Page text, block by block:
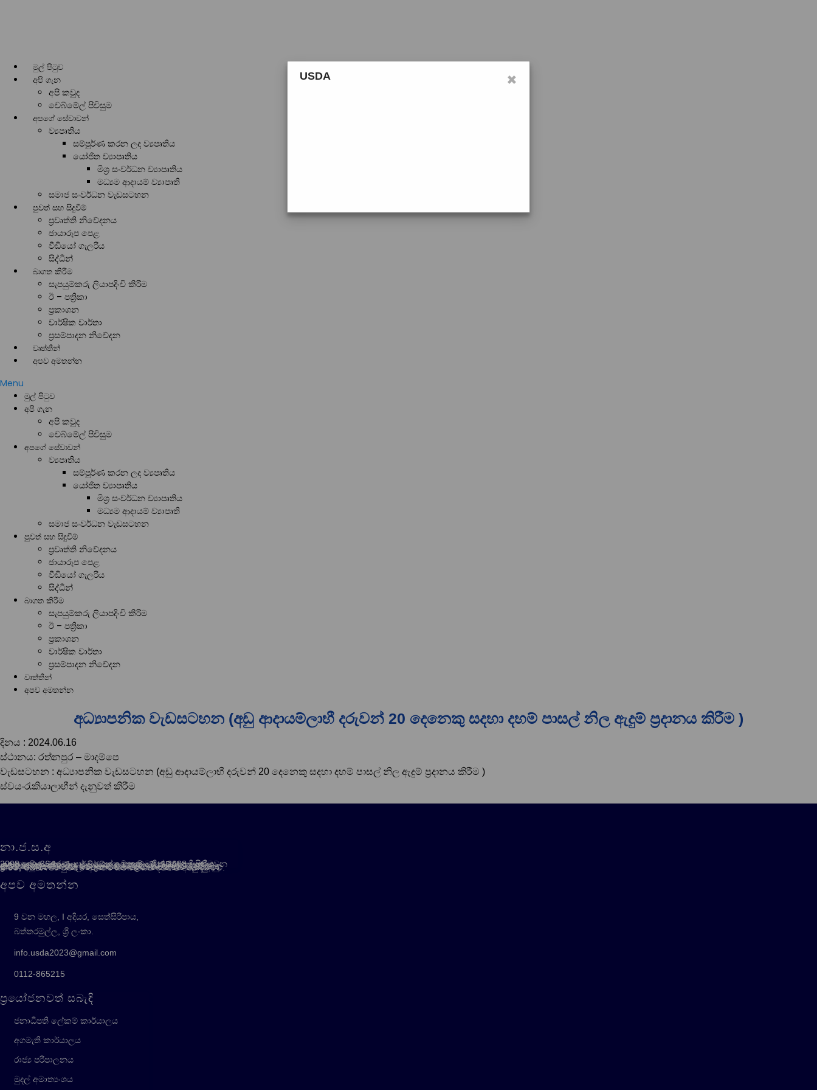
මුල් පිටුව
අපි ගැන
අපි කවුද
වෙබ්මේල් පිවිසුම
අපගේ සේවාවන්
ව්‍යපෘතිය
සම්පූර්ණ කරන ලද ව්‍යපෘතිය
යෝජිත ව්‍යාපෘතිය
මිශ්‍ර සංවර්ධන ව්‍යාපෘතිය
මධ්‍යම ආදායම් ව්‍යාපෘති
සමාජ සංවර්ධන වැඩසටහන
පුවත් සහ සිදුවීම්
ප්‍රවෘත්ති නිවේදනය
ඡායාරූප පෙළ
වීඩියෝ ගැලරිය
සිද්ධීන්
බාගත කිරීම
සැපයුම්කරු ලියාපදිංචි කිරීම
ඊ – පත්‍රිකා
ප්‍රකාශන
වාර්ෂික වාර්තා
ප්‍රසම්පාදන නිවේදන
වෘත්තීන්
අපව අමතන්න
Menu
මුල් පිටුව
අපි ගැන
අපි කවුද
වෙබ්මේල් පිවිසුම
අපගේ සේවාවන්
ව්‍යපෘතිය
සම්පූර්ණ කරන ලද ව්‍යපෘතිය
යෝජිත ව්‍යාපෘතිය
මිශ්‍ර සංවර්ධන ව්‍යාපෘතිය
මධ්‍යම ආදායම් ව්‍යාපෘති
සමාජ සංවර්ධන වැඩසටහන
පුවත් සහ සිදුවීම්
ප්‍රවෘත්ති නිවේදනය
ඡායාරූප පෙළ
වීඩියෝ ගැලරිය
සිද්ධීන්
බාගත කිරීම
සැපයුම්කරු ලියාපදිංචි කිරීම
ඊ – පත්‍රිකා
ප්‍රකාශන
වාර්ෂික වාර්තා
ප්‍රසම්පාදන නිවේදන
වෘත්තීන්
අපව අමතන්න
අධ්‍යාපනික වැඩසටහන (අඩු ආදායම්ලාභී දරුවන් 20 දෙනෙකු සදහා දහම් පාසල් නිල ඇදුම් ප්‍රදානය කිරීම )
දිනය : 2024.06.16
ස්ථානය: රත්නපුර – මාදම්පෙ
වැඩසටහන : අධ්‍යාපනික වැඩසටහන (අඩු ආදායම්ලාභී දරුවන් 20 දෙනෙකු සදහා දහම් පාසල් නිල ඇදුම් ප්‍රදානය කිරීම )
ස්වයංරැකියාලාභීන් දැනුවත් කිරීම
නා.ජ.ස.අ
2008 අංක 36 දරණ පාර්ලිමේන්තු පනත මගින් 2008 දී පිහිටුවන ලද නාගරික ජනාවාස සංවර්ධන අධිකාරිය (USDA), නාගරික සංවර්ධන හා නිවාස අමාත්‍යාංශය යටතේ ක්‍රියාත්මක වන ආයතනයකි. නාගරික ජනාවාස සංවර්ධනයට අදාළව ජාතික ප්‍රතිපත්ති සැකසීම සහ එම ප්‍රතිපත්තිය ක්‍රියාත්මක කිරීම සහතික කිරීම, අඩු ජනාවාසවල ජනතාවගේ ජීවන තත්ත්වය වැඩිදියුණු කිරීම, USDA පිහිටුවීමේ අන්තර් සම්බන්ධිත ද්විත්ව අරමුණු වේ.
අපව අමතන්න
9 වන මහල, I අදියර, සෙත්සිරිපාය,
බත්තරමුල්ල, ශ්‍රී ලංකා.
info.usda2023@gmail.com
0112-865215
ප්‍රයෝජනවත් සබැඳි
ජනාධිපති ලේකම් කාර්යාලය
අගමැති කාර්යාලය
රාජ්‍ය පරිපාලනය
මුදල් අමාත්‍යංශය
×
USDA